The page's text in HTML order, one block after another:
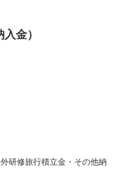
金）
研修旅行積立金・その他納